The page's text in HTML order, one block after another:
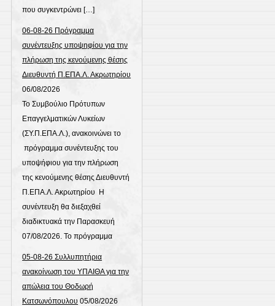
που συγκεντρώνει […]
06-08-26 Πρόγραμμα
συνέντευξης υποψηφίου για την
πλήρωση της κενούμενης θέσης
Διευθυντή Π.ΕΠΑ.Λ. Ακρωτηρίου
06/08/2026
Το Συμβούλιο Πρότυπων
Επαγγελματικών Λυκείων
(ΣΥ.Π.ΕΠΑ.Λ.), ανακοινώνει το
πρόγραμμα συνέντευξης του
υποψήφιου για την πλήρωση
της κενούμενης θέσης Διευθυντή
Π.ΕΠΑ.Λ. Ακρωτηρίου Η
συνέντευξη θα διεξαχθεί
διαδικτυακά την Παρασκευή
07/08/2026. Το πρόγραμμα
05-08-26 Συλλυπητήρια
ανακοίνωση του ΥΠΑΙΘΑ για την
απώλεια του Θοδωρή
Κατσωνόπουλου 05/08/2026